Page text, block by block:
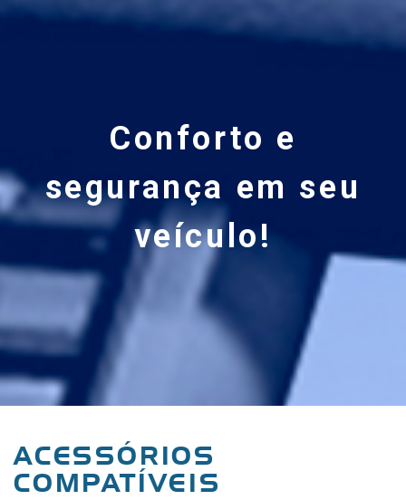
Conforto e
segurança em seu
veículo!
ACESSÓRIOS
COMPATÍVEIS